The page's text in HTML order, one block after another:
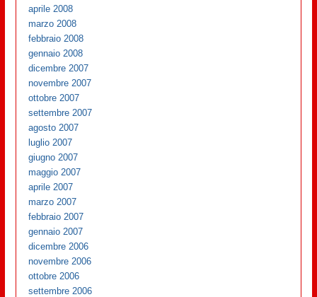
aprile 2008
marzo 2008
febbraio 2008
gennaio 2008
dicembre 2007
novembre 2007
ottobre 2007
settembre 2007
agosto 2007
luglio 2007
giugno 2007
maggio 2007
aprile 2007
marzo 2007
febbraio 2007
gennaio 2007
dicembre 2006
novembre 2006
ottobre 2006
settembre 2006